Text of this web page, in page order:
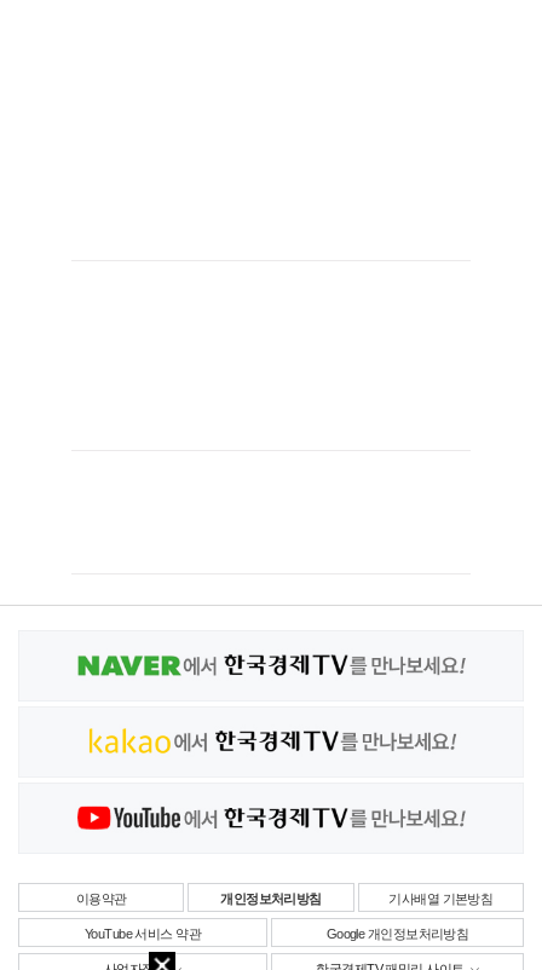
이용약관 개인정보처리방침 기사배열 기본방침
YouTube 서비스 약관 Google 개인정보처리방침